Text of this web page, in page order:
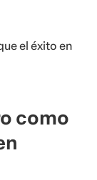
el éxito en
como